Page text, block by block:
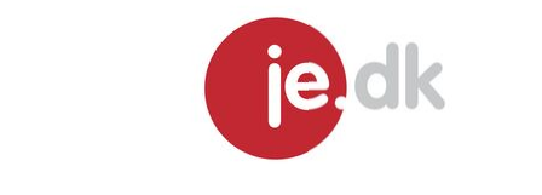
Geyser Performance long
Geyser Striped seamless t-
shirt, herre
fra 139,56 kr.